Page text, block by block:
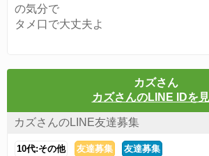
の気分で
タメ口で大丈夫よ
カズさん
カズさんのLINE IDを
カズさんのLINE友達募集
10代:その他 友達募集 友達募集